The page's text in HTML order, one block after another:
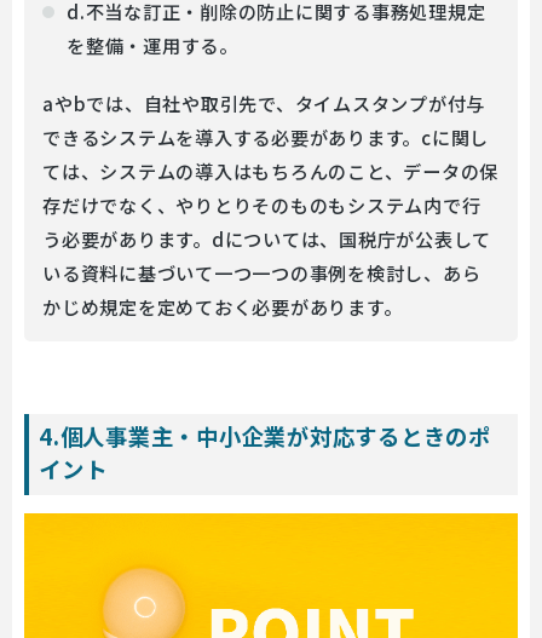
d.不当な訂正・削除の防止に関する事務処理規定
を整備・運用する。
aやbでは、自社や取引先で、タイムスタンプが付与
できるシステムを導入する必要があります。cに関し
ては、システムの導入はもちろんのこと、データの保
存だけでなく、やりとりそのものもシステム内で行
う必要があります。dについては、国税庁が公表して
いる資料に基づいて一つ一つの事例を検討し、あら
かじめ規定を定めておく必要があります。
4.個人事業主・中小企業が対応するときのポ
イント